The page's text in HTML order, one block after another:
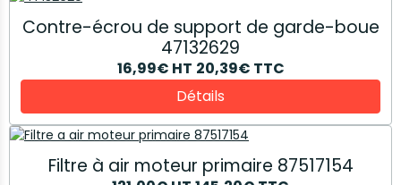
Contre-écrou de support de garde-boue
47132629
16,99€ HT 20,39€ TTC
Détails
Filtre à air moteur primaire 87517154